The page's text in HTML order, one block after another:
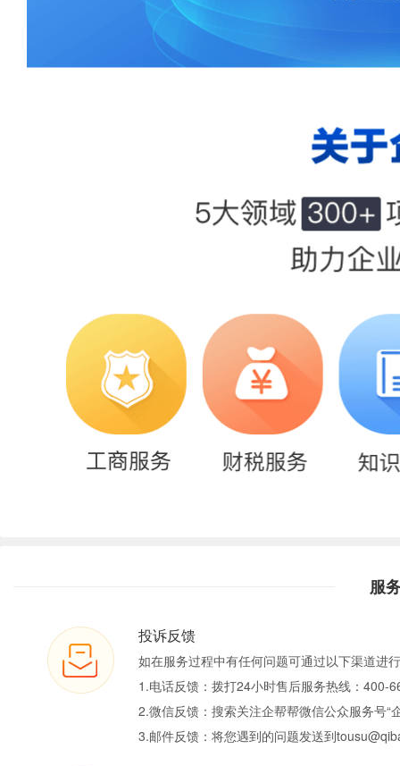
服
投诉反馈
如在服务过程中有任何问题可通过以下渠道进
1.电话反馈：拨打24小时售后服务热线：400-
2.微信反馈：搜索关注企帮帮微信公众服务号“
3.邮件反馈：将您遇到的问题发送到